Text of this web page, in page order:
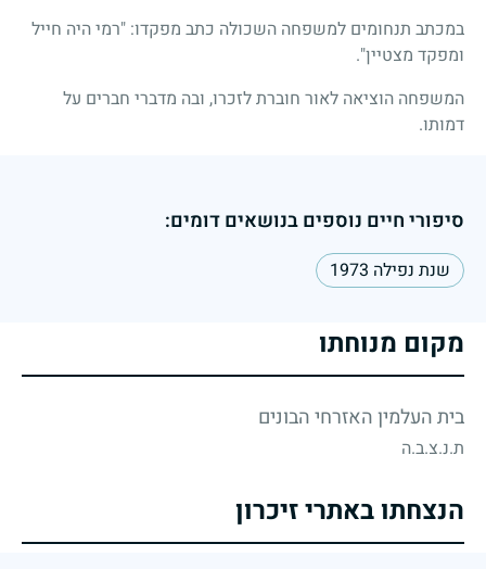
במכתב תנחומים למשפחה השכולה כתב מפקדו: "רמי היה חייל
ומפקד מצטיין".
המשפחה הוציאה לאור חוברת לזכרו, ובה מדברי חברים על
דמותו.
סיפורי חיים נוספים בנושאים דומים:
שנת נפילה 1973
מקום מנוחתו
בית העלמין האזרחי הבונים
ת.נ.צ.ב.ה
הנצחתו באתרי זיכרון